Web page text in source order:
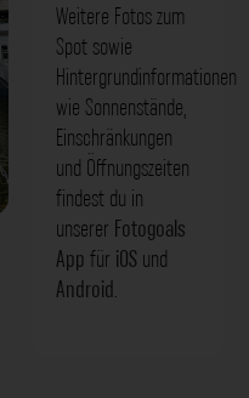
Weitere Fotos zum
Spot sowie
Hintergrundinformationen
wie Sonnenstände,
Einschränkungen
und Öffnungszeiten
findest du in
unserer Fotogoals
App für iOS und
Android.